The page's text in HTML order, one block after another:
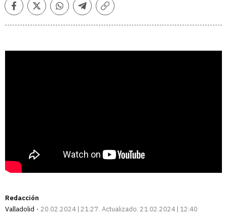
FacebookTwitterWhatsappTelegramCopiar
Redacción
Valladolid
20.02.2024 | 21:27 Actualizado: 21.02.2024 | 12:40